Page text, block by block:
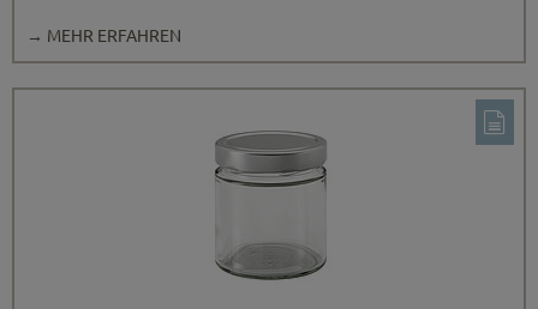
→ MEHR ERFAHREN